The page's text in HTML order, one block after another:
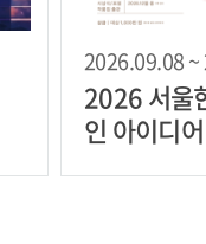
2026.09.08 ~
2026 서울
인 아이디